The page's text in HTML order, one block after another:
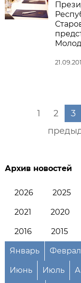
1 2 3
Архив новостей
2026 2025
2021 2020
2016 2015
Январь
Июнь Июль